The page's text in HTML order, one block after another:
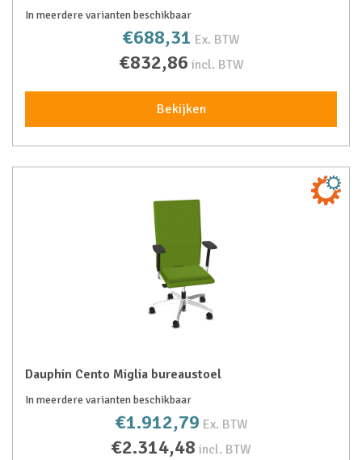
In meerdere varianten beschikbaar
€688,31 Ex. BTW
€832,86 incl. BTW
Bekijken
Dauphin Cento Miglia bureaustoel
In meerdere varianten beschikbaar
€1.912,79 Ex. BTW
€2.314,48 incl. BTW